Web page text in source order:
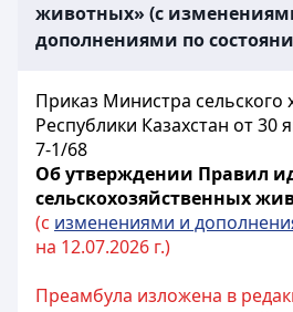
животных» (с
дополнениями по
Приказ Министра сельского
Республики Казахстан от 30
7-1/68
Об утверждении Правил
сельскохозяйственных
(с изменениями и
на 12.07.2026 г.)
Преамбула изложена в